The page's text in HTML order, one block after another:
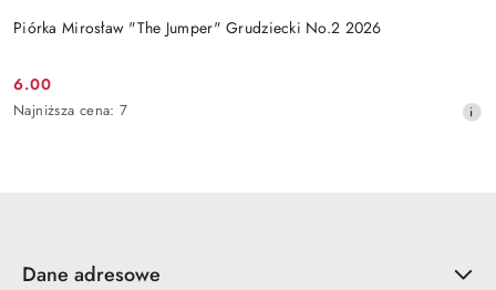
Piórka Mirosław "The Jumper" Grudziecki No.2 2026
Cena
promocyjna:
6.00
Najniższa
Najniższa cena: 7
Dane adresowe